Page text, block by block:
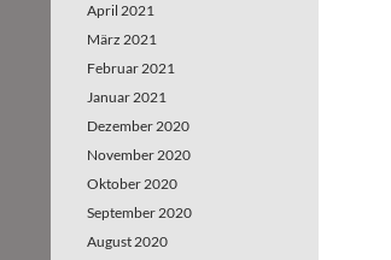
April 2021
März 2021
Februar 2021
Januar 2021
Dezember 2020
November 2020
Oktober 2020
September 2020
August 2020